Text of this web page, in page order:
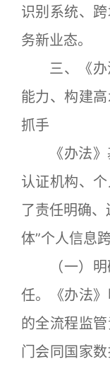
识别系统、
务新业态。
三、《办
能力、构建
抓手
《办法》
认证机构、
了责任明确
体”个人信息
（一）明
任。《办法
的全流程监
门会同国家